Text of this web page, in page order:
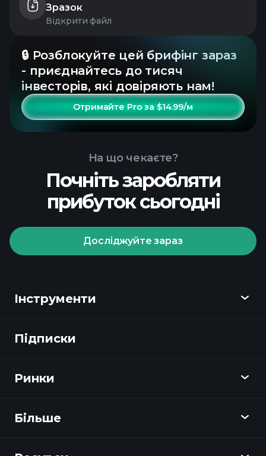
Зразок
Відкрити файл
🔒 Розблокуйте цей брифінг зараз
- приєднайтесь до тисяч
інвесторів, які довіряють нам!
Отримайте Pro за $14.99/м
На що чекаєте?
Почніть заробляти
прибуток сьогодні
Досліджуйте зараз
Інструменти
Огляд
Новини
Підписки
Ринки
Огляд
Більше